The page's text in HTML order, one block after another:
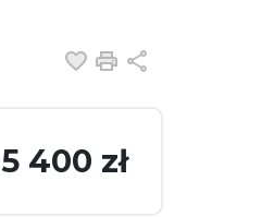
Dodaj do
Drukuj
5 400 zł